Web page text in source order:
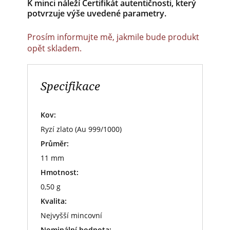
K minci náleží Certifikát autentičnosti, který
potvrzuje výše uvedené parametry.
Prosím informujte mě, jakmile bude produkt
opět skladem.
Specifikace
Kov:
Ryzí zlato (Au 999/1000)
Průměr:
11 mm
Hmotnost:
0,50 g
Kvalita:
Nejvyšší mincovní